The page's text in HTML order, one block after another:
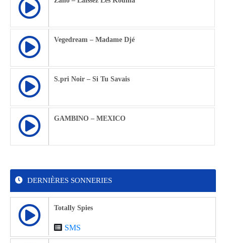
Vegedream – Madame Djé
S.pri Noir – Si Tu Savais
GAMBINO – MEXICO
DERNIÈRES SONNERIES
Totally Spies
SMS